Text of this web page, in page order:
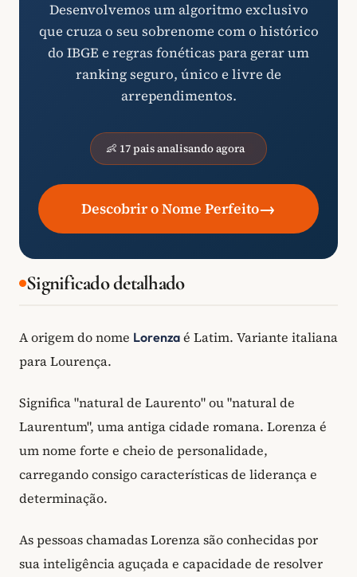
Desenvolvemos um algoritmo exclusivo
que cruza o seu sobrenome com o histórico
do IBGE e regras fonéticas para gerar um
ranking seguro, único e livre de
arrependimentos.
👶 17 pais analisando agora
Descobrir o Nome Perfeito→
Significado detalhado
A origem do nome Lorenza é Latim. Variante italiana
para Lourença.
Significa "natural de Laurento" ou "natural de
Laurentum", uma antiga cidade romana. Lorenza é
um nome forte e cheio de personalidade,
carregando consigo características de liderança e
determinação.
As pessoas chamadas Lorenza são conhecidas por
sua inteligência aguçada e capacidade de resolver